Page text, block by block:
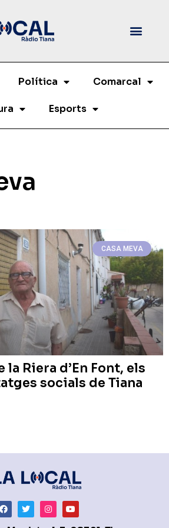
Política Comarcal
Esports
CASA MEVA
la Riera d’En Font, els
socials de Tiana